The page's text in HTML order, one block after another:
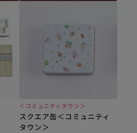
＜コミュニティタウン＞
スクエア缶＜コミュニティ
タウン＞